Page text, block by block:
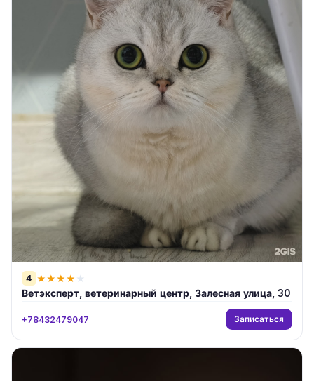
4 ★★★★ ★
Ветэксперт, ветеринарный центр, Залесная улица, 30
+78432479047 Записаться